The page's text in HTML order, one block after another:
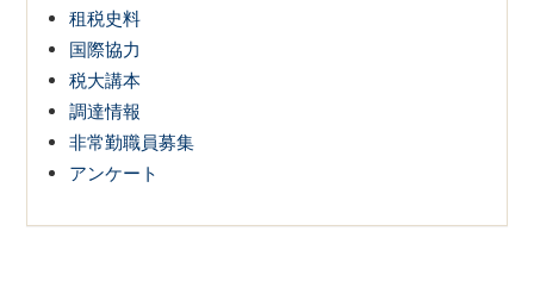
租税史料
国際協力
税大講本
調達情報
非常勤職員募集
アンケート